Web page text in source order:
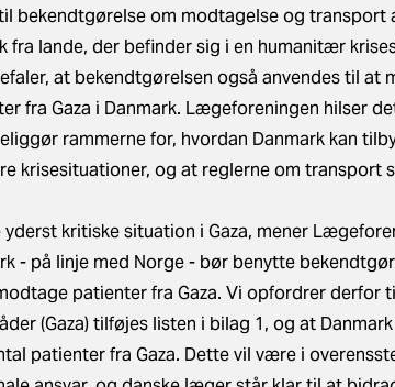
bekendtgørelse om modtagelse og transport
fra lande, der befinder sig i en humanitær
at bekendtgørelsen også anvendes til at
fra Gaza i Danmark. Lægeforeningen hilser
rammerne for, hvordan Danmark kan
krisesituationer, og at reglerne om transport
yderst kritiske situation i Gaza, mener
- på linje med Norge - bør benytte
patienter fra Gaza. Vi opfordrer derfor
(Gaza) tilføjes listen i bilag 1, og at
patienter fra Gaza. Dette vil være i